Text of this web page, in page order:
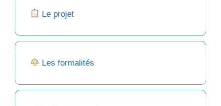
Le projet
Les formalités